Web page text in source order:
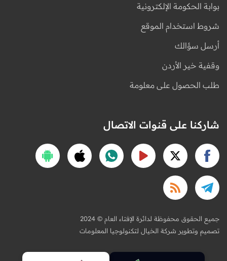
بوابة الحكومة الإلكترونية
شروط استخدام الموقع
أرسل سؤالك
وقفية خير الأردن
طلب الحصول على معلومة
شاركنا على قنوات الاتصال
2024 © جميع الحقوق محفوظة لدائرة الإفتاء العام
تصميم وتطوير شركة الخيال لتكنولوجيا المعلومات